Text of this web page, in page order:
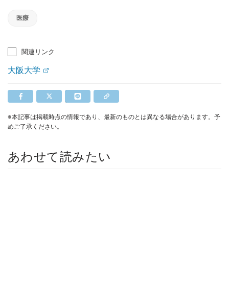
医療
関連リンク
大阪大学
※本記事は掲載時点の情報であり、最新のものとは異なる場合があります。予
めご了承ください。
あわせて読みたい